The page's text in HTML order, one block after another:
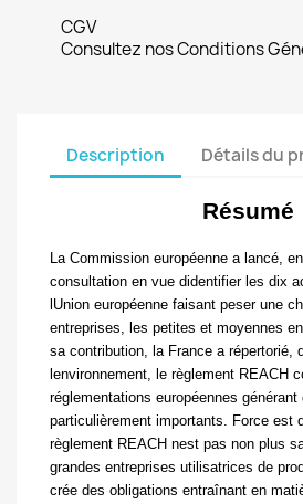
CGV
Consultez nos Conditions
Description Détails du
Résumé
La Commission européenne a lancé,
consultation en vue didentifier les dix
lUnion européenne faisant peser une
entreprises, les petites et moyennes
sa contribution, la France a répertorié,
lenvironnement, le règlement REACH
réglementations européennes générant
particulièrement importants. Force est
règlement REACH nest pas non plus
grandes entreprises utilisatrices de
crée des obligations entraînant en